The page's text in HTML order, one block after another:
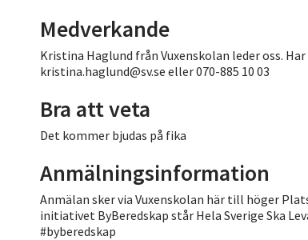
Medverkande
Kristina Haglund från Vuxenskolan leder oss.
kristina.haglund@sv.se eller 070-885 10 03
Bra att veta
Det kommer bjudas på fika
Anmälningsinformation
Anmälan sker via Vuxenskolan här till höger
initiativet ByBeredskap står Hela Sverige Ska
#byberedskap